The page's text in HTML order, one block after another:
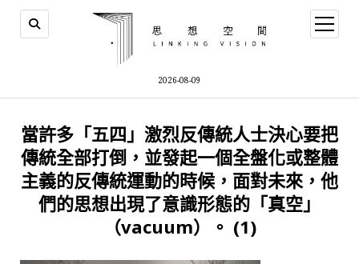
2026-08-09
open
menu
當許多「五四」激烈反傳統人士決心要把
傳統全部打倒，並發起一個全盤化或整體
主義的反傳統運動的時候，面對未來，他
們的思想出現了意識形態的「真空」
（vacuum）。 (1)